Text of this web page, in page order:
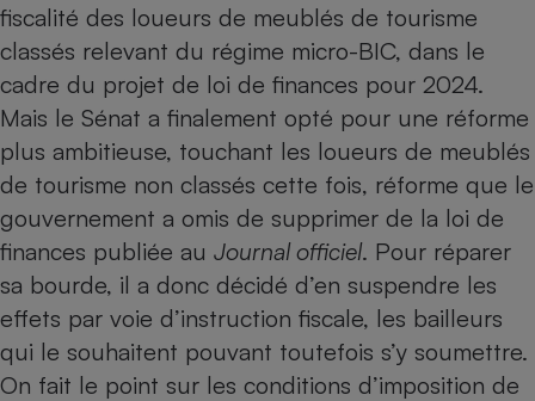
fiscalité des loueurs de meublés de tourisme
classés relevant du régime micro-BIC, dans le
cadre du projet de loi de finances pour 2024.
Mais le Sénat a finalement opté pour une réforme
plus ambitieuse, touchant les loueurs de meublés
de tourisme non classés cette fois, réforme que le
gouvernement a omis de supprimer de la loi de
finances publiée au Journal officiel. Pour réparer
sa bourde, il a donc décidé d’en suspendre les
effets par voie d’instruction fiscale, les bailleurs
qui le souhaitent pouvant toutefois s’y soumettre.
On fait le point sur les conditions d’imposition de
Plaque de cuisson à
induction
Téléphone mobile -
Smartphone
Radiateur électrique
Climatiseur -
Ventilateur